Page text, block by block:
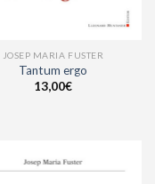
JOSEP MARIA FUSTER
Tantum ergo
13,00€